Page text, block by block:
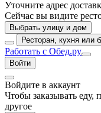
Уточните адрес
Сейчас вы видите
Выбрать улицу и дом
Ресторан, кухня или
Работать с Обед.ру
Войти
Войдите в аккаунт
Чтобы заказывать еду,
другое